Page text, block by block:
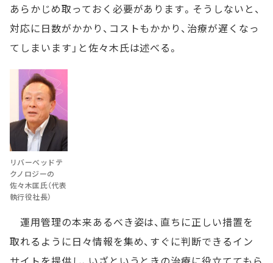
あらかじめ取っておく必要があります。そうしないと、
対応に日数がかかり、コストもかかり、治療が遅くなっ
てしまいます」と佐々木氏は述べる。
リバーベッドテ
クノロジーの
佐々木匡氏（代表
執行役社長）
運用管理の本来あるべき姿は、直ちに正しい措置を
取れるように日々情報を集め、すぐに判断できるイン